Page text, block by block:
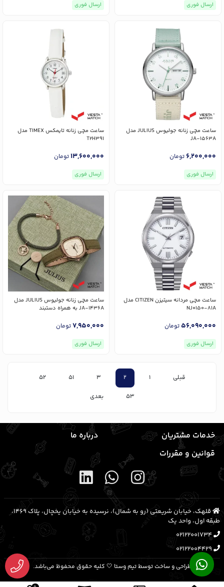
ارسال فوری ارسال فوری
ساعت مچی زنانه جولیوس JULIUS مدل
JA-1563A
6,200,000 تومان
ارسال فوری
ساعت مچی زنانه تایمکس TIMEX مدل
T2H391
13,600,000تومان
ارسال فوری
ساعت مچی مردانه سیتیزن CITIZEN مدل
NJ0150-81A
56,090,000تومان
ارسال فوری
ساعت مچی زنانه جولیوس JULIUS مدل
JA-1436A به همراه دستبند
7,950,000تومان
ارسال فوری
قبلی 1
2
3
51
52
53
بعدی
خدمات مشتریان
درباره ما
قوانین و مقررات
قلهک، خیابان شریعتی (رو به شمال)، نرسیده به خیابان یخچال، پلاک ۱۴۶۹،
طبقه اول، واحد یک
02122001734
02122004429
طراحی و ساخت توسط تیم وستا 🤍 کلیه حقوق محفوظ می‌باشد.